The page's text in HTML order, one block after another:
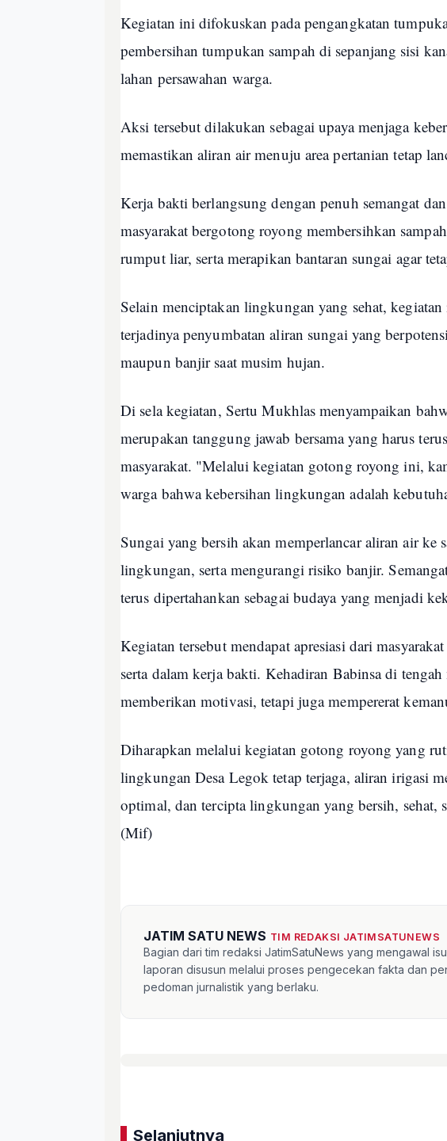
Kegiatan ini difokuskan pada pengangkatan
pembersihan tumpukan sampah di sepanjang sisi
lahan persawahan warga.
Aksi tersebut dilakukan sebagai upaya menjaga
memastikan aliran air menuju area pertanian tetap
Kerja bakti berlangsung dengan penuh semangat
masyarakat bergotong royong membersihkan
rumput liar, serta merapikan bantaran sungai agar
Selain menciptakan lingkungan yang sehat,
terjadinya penyumbatan aliran sungai yang
maupun banjir saat musim hujan.
Di sela kegiatan, Sertu Mukhlas menyampaikan
merupakan tanggung jawab bersama yang harus
masyarakat. "Melalui kegiatan gotong royong ini,
warga bahwa kebersihan lingkungan adalah
Sungai yang bersih akan memperlancar aliran air ke
lingkungan, serta mengurangi risiko banjir.
terus dipertahankan sebagai budaya yang menjadi
Kegiatan tersebut mendapat apresiasi dari
serta dalam kerja bakti. Kehadiran Babinsa di
memberikan motivasi, tetapi juga mempererat
Diharapkan melalui kegiatan gotong royong yang
lingkungan Desa Legok tetap terjaga, aliran irigasi
optimal, dan tercipta lingkungan yang bersih, sehat,
(Mif)
JATIM SATU NEWS TIM REDAKSI JATIMSATUNEWS
Bagian dari tim redaksi JatimSatuNews yang mengawal
laporan disusun melalui proses pengecekan fakta dan
pedoman jurnalistik yang berlaku.
Selanjutnya